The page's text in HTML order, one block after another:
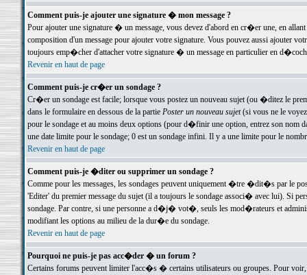
Comment puis-je ajouter une signature � mon message ?
Pour ajouter une signature � un message, vous devez d'abord en cr�er une, en
composition d'un message pour ajouter votre signature. Vous pouvez aussi ajouter
toujours emp�cher d'attacher votre signature � un message en particulier en
Revenir en haut de page
Comment puis-je cr�er un sondage ?
Cr�er un sondage est facile; lorsque vous postez un nouveau sujet (ou �ditez le
dans le formulaire en dessous de la partie Poster un nouveau sujet(si vous ne le voyez
pour le sondage et au moins deux options (pour d�finir une option, entrez son nom
une date limite pour le sondage; 0 est un sondage infini. Il y a une limite pour le
Revenir en haut de page
Comment puis-je �diter ou supprimer un sondage ?
Comme pour les messages, les sondages peuvent uniquement �tre �dit�s par le
'Editer' du premier message du sujet (il a toujours le sondage associ� avec lui). Si
sondage. Par contre, si une personne a d�j� vot�, seuls les mod�rateurs et
modifiant les options au milieu de la dur�e du sondage.
Revenir en haut de page
Pourquoi ne puis-je pas acc�der � un forum ?
Certains forums peuvent limiter l'acc�s � certains utilisateurs ou groupes. Pour